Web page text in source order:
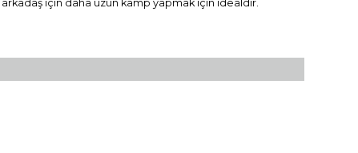
için daha uzun kamp yapmak için idealdir.